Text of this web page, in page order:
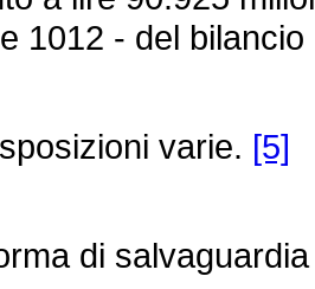
1012 - del
varie. [5]
di